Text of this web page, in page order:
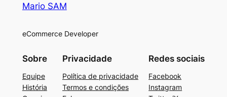
Mario SAM
eCommerce Developer
Sobre
Equipe
História
Privacidade
Política de privacidade
Termos e condições
Redes sociais
Facebook
Instagram